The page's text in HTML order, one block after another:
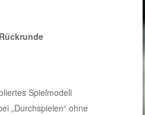
Spielmodell
„Durchspielen“ ohne